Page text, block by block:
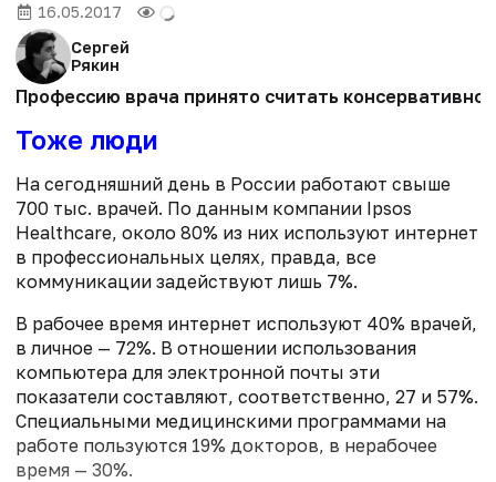
16.05.2017
Сергей
Рякин
Профессию врача принято считать
Тоже люди
На сегодняшний день в России работают свыше
700 тыс. врачей. По данным компании Ipsos
Healthcare, около 80% из них используют интернет
в профессиональных целях, правда, все
коммуникации задействуют лишь 7%.
В рабочее время интернет используют 40% врачей,
в личное — 72%. В отношении использования
компьютера для электронной почты эти
показатели составляют, соответственно, 27 и 57%.
Специальными медицинскими программами на
работе пользуются 19% докторов, в нерабочее
время — 30%.